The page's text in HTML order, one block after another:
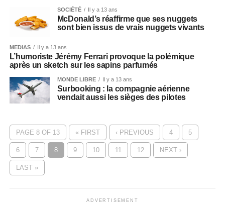
SOCIÉTÉ Il y a 13 ans
McDonald’s réaffirme que ses nuggets
sont bien issus de vrais nuggets vivants
MEDIAS Il y a 13 ans
L’humoriste Jérémy Ferrari provoque la polémique
après un sketch sur les sapins parfumés
MONDE LIBRE Il y a 13 ans
Surbooking : la compagnie aérienne
vendait aussi les sièges des pilotes
PAGE 8 OF 13 « FIRST ‹ PREVIOUS 4 5
6 7 8 9 10 11 12 NEXT ›
LAST »
ADVERTISEMENT